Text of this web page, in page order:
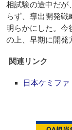
相試験の途中だが
らず、導出開発戦
明らかにした。今
の上、早期に開発
関連リンク
日本ケミファ